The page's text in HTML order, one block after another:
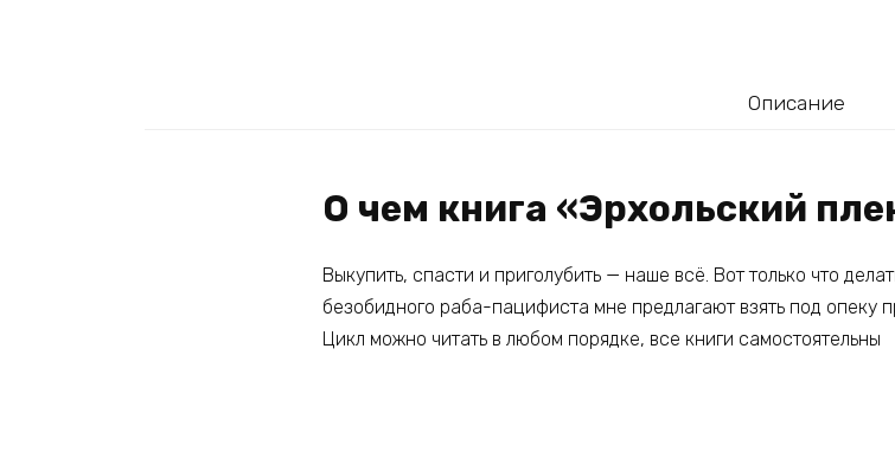
Описание
О чем книга «Эрхольский
Выкупить, спасти и приголубить — наше всё. Вот только что
безобидного раба-пацифиста мне предлагают взять под опеку
Цикл можно читать в любом порядке, все книги самостоятельны